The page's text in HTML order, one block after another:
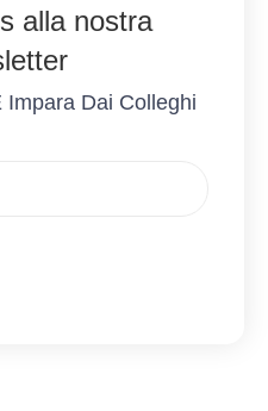
alla nostra
Impara Dai Colleghi